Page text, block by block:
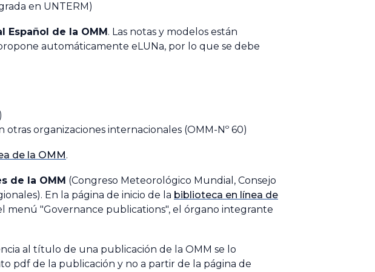
en UNTERM)
de la OMM. Las notas y modelos están
automáticamente eLUNa, por lo que se debe
otras organizaciones internacionales (OMM-Nº 60)
de la OMM.
de la OMM (Congreso Meteorológico Mundial, Consejo
En la página de inicio de la biblioteca en línea de
menú "Governance publications", el órgano integrante
al título de una publicación de la OMM se lo
pdf de la publicación y no a partir de la página de